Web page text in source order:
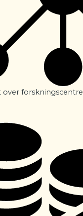
over forskningscentre